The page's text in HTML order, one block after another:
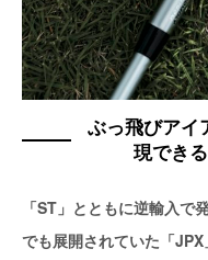
ぶっ飛びアイ
現でき
「ST」とともに逆輸入で
でも展開されていた「